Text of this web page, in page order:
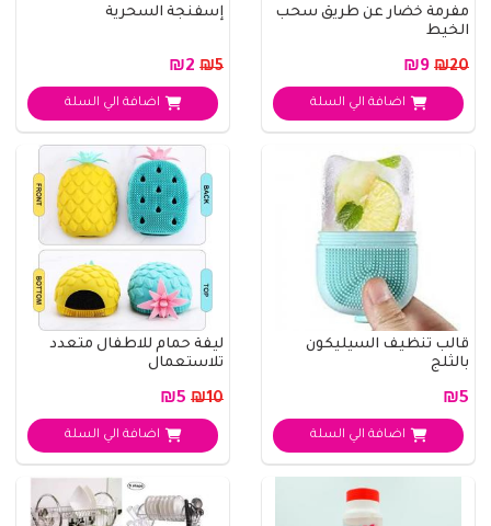
مفرمة خضار عن طريق سحب
الخيط
₪20
اضافة الي السلة
إسفنجة السحرية
₪5
اضافة الي السلة
قالب تنظيف السيليكون
بالثلج
₪5
اضافة الي السلة
ليفة حمام للاطفال متعدد
تلاستعمال
₪10
اضافة الي السلة